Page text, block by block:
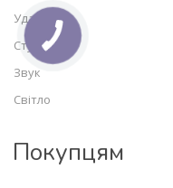
Ударні
Студія
Звук
Світло
Покупцям